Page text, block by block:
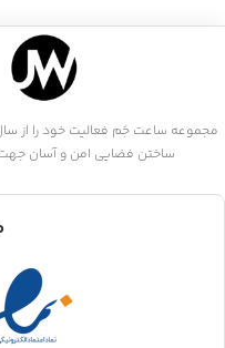
ساختن فضایی امن و آسان